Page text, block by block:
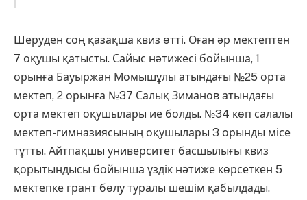
Шеруден соң қазақша квиз өтті. Оған әр мектептен
7 оқушы қатысты. Сайыс нәтижесі бойынша, 1
орынға Бауыржан Момышұлы атындағы №25 орта
мектеп, 2 орынға №37 Салық Зиманов атындағы
орта мектеп оқушылары ие болды. №34 көп салалы
мектеп-гимназиясының оқушылары 3 орынды місе
тұтты. Айтпақшы университет басшылығы квиз
қорытындысы бойынша үздік нәтиже көрсеткен 5
мектепке грант бөлу туралы шешім қабылдады.